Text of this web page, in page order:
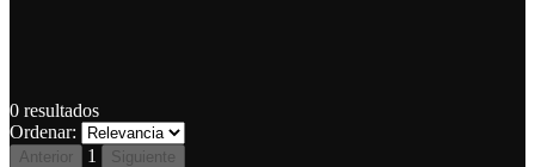
0 resultados
Ordenar:
Anterior 1 Siguiente